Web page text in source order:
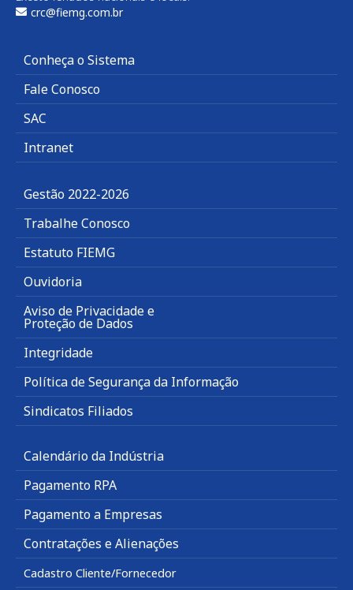
crc@fiemg.com.br
Conheça o Sistema
Fale Conosco
SAC
Intranet
Gestão 2022-2026
Trabalhe Conosco
Estatuto FIEMG
Ouvidoria
Aviso de Privacidade e
Proteção de Dados
Integridade
Política de Segurança da Informação
Sindicatos Filiados
Calendário da Indústria
Pagamento RPA
Pagamento a Empresas
Contratações e Alienações
Cadastro Cliente/Fornecedor